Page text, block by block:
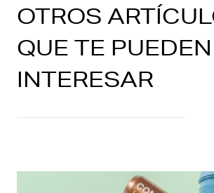
OTROS
QUE TE PUEDEN
INTERESAR